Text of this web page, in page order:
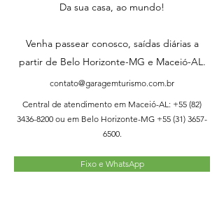
Da sua casa, ao mundo!
Venha passear conosco, saídas diárias a
partir de Belo Horizonte-MG e Maceió-AL.
contato@garagemturismo.com.br
Central de atendimento em Maceió-AL: +55 (82)
3436-8200 ou em Belo Horizonte-MG +55 (31) 3657-
6500.
Fixo e WhatsApp